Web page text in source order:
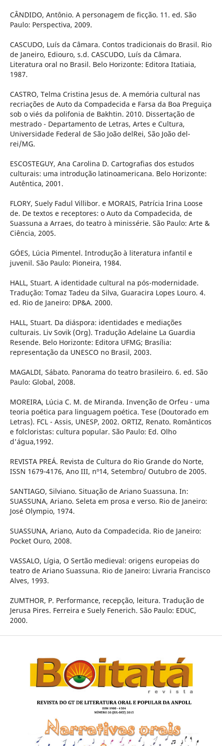
CÂNDIDO, Antônio. A personagem de ficção. 11. ed. São
Paulo: Perspectiva, 2009.
CASCUDO, Luís da Câmara. Contos tradicionais do Brasil. Rio
de Janeiro, Ediouro, s.d. CASCUDO, Luís da Câmara.
Literatura oral no Brasil. Belo Horizonte: Editora Itatiaia,
1987.
CASTRO, Telma Cristina Jesus de. A memória cultural nas
recriações de Auto da Compadecida e Farsa da Boa Preguiça
sob o viés da polifonia de Bakhtin. 2010. Dissertação de
mestrado - Departamento de Letras, Artes e Cultura,
Universidade Federal de São João delRei, São João del-
rei/MG.
ESCOSTEGUY, Ana Carolina D. Cartografias dos estudos
culturais: uma introdução latinoamericana. Belo Horizonte:
Autêntica, 2001.
FLORY, Suely Fadul Villibor. e MORAIS, Patrícia Irina Loose
de. De textos e receptores: o Auto da Compadecida, de
Suassuna a Arraes, do teatro à minissérie. São Paulo: Arte &
Ciência, 2005.
GÓES, Lúcia Pimentel. Introdução à literatura infantil e
juvenil. São Paulo: Pioneira, 1984.
HALL, Stuart. A identidade cultural na pós-modernidade.
Tradução: Tomaz Tadeu da Silva, Guaracira Lopes Louro. 4.
ed. Rio de Janeiro: DP&A. 2000.
HALL, Stuart. Da diáspora: identidades e mediações
culturais. Liv Sovik (Org). Tradução Adelaine La Guardia
Resende. Belo Horizonte: Editora UFMG; Brasília:
representação da UNESCO no Brasil, 2003.
MAGALDI, Sábato. Panorama do teatro brasileiro. 6. ed. São
Paulo: Global, 2008.
MOREIRA, Lúcia C. M. de Miranda. Invenção de Orfeu - uma
teoria poética para linguagem poética. Tese (Doutorado em
Letras). FCL - Assis, UNESP, 2002. ORTIZ, Renato. Românticos
e folcloristas: cultura popular. São Paulo: Ed. Olho
d'água,1992.
REVISTA PREÁ. Revista de Cultura do Rio Grande do Norte,
ISSN 1679-4176, Ano III, nº14, Setembro/ Outubro de 2005.
SANTIAGO, Silviano. Situação de Ariano Suassuna. In:
SUASSUNA, Ariano. Seleta em prosa e verso. Rio de Janeiro:
José Olympio, 1974.
SUASSUNA, Ariano, Auto da Compadecida. Rio de Janeiro:
Pocket Ouro, 2008.
VASSALO, Lígia, O Sertão medieval: origens europeias do
teatro de Ariano Suassuna. Rio de Janeiro: Livraria Francisco
Alves, 1993.
ZUMTHOR, P. Performance, recepção, leitura. Tradução de
Jerusa Pires. Ferreira e Suely Fenerich. São Paulo: EDUC,
2000.